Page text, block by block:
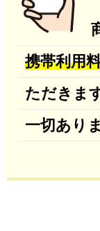
携帯利用
ただきま
一切あり